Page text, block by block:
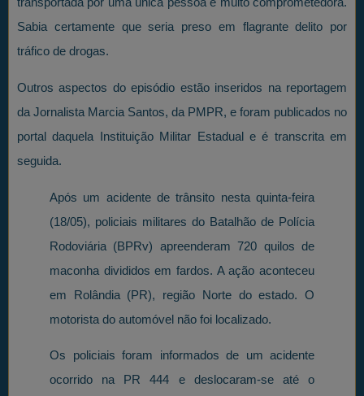
Sabia certamente que seria preso em flagrante delito por
tráfico de drogas.
Outros aspectos do episódio estão inseridos na reportagem
da Jornalista Marcia Santos, da PMPR, e foram publicados no
portal daquela Instituição Militar Estadual e é transcrita em
seguida.
Após um acidente de trânsito nesta quinta-feira
(18/05), policiais militares do Batalhão de Polícia
Rodoviária (BPRv) apreenderam 720 quilos de
maconha divididos em fardos. A ação aconteceu
em Rolândia (PR), região Norte do estado. O
motorista do automóvel não foi localizado.
Os policiais foram informados de um acidente
ocorrido na PR 444 e deslocaram-se até o